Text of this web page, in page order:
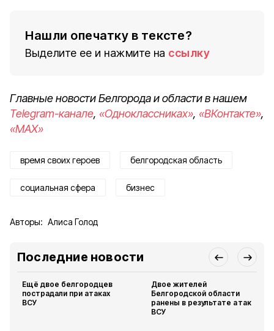
Нашли опечатку в тексте?
Выделите ее и нажмите на ссылку
Главные новости Белгорода и области в нашем
Telegram-канале, «Одноклассниках», «ВКонтакте»,
«MAX»
время своих героев белгородская область
социальная сфера бизнес
Авторы: Алиса Голод
Последние новости
Ещё двое белгородцев
пострадали при атаках
ВСУ
Двое жителей
Белгородской области
ранены в результате атак
ВСУ